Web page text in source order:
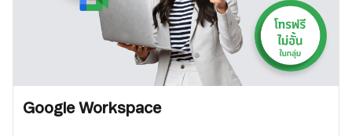
Google Workspace